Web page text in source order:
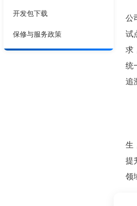
开发包下载
保修与服务政策
公
试
求
统
追
生
提
领